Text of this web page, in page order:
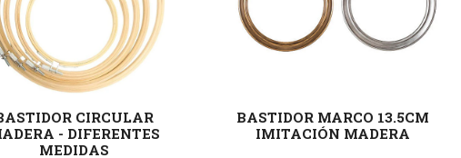
CIRCULAR
- DIFERENTES
MEDIDAS
Ver detalles
BASTIDOR MARCO 13.5CM
IMITACIÓN MADERA